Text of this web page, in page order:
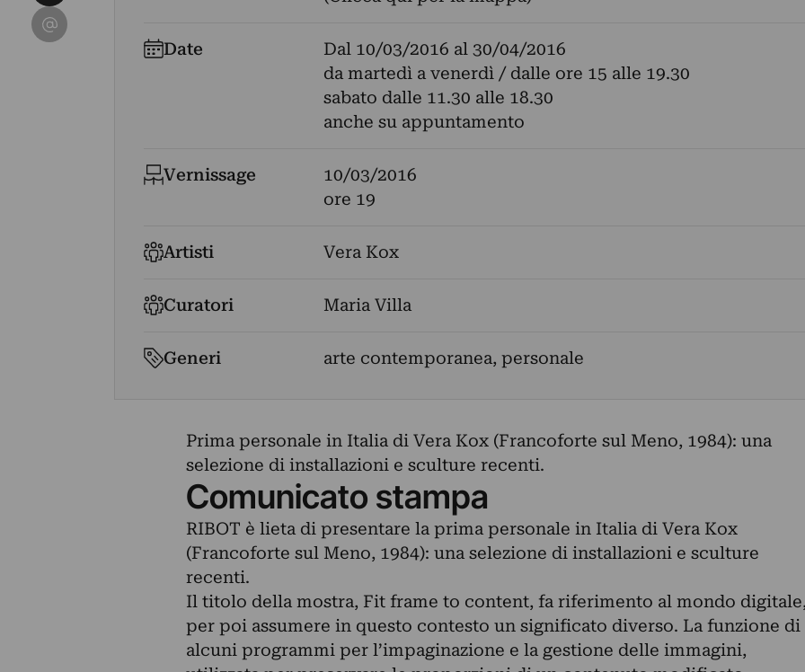
Date Dal 10/03/2016 al 30/04/2016
da martedì a venerdì / dalle ore 15 alle 19.30
sabato dalle 11.30 alle 18.30
anche su appuntamento
Vernissage
10/03/2016
ore 19
Artisti Vera Kox
Curatori Maria Villa
Generi arte contemporanea, personale
Prima personale in Italia di Vera Kox (Francoforte sul Meno, 1984): una
selezione di installazioni e sculture recenti.
Comunicato stampa
RIBOT è lieta di presentare la prima personale in Italia di Vera Kox
(Francoforte sul Meno, 1984): una selezione di installazioni e sculture
recenti.
Il titolo della mostra, Fit frame to content, fa riferimento al mondo
per poi assumere in questo contesto un significato diverso. La funzione di
alcuni programmi per l’impaginazione e la gestione delle immagini,
Condividi su Email